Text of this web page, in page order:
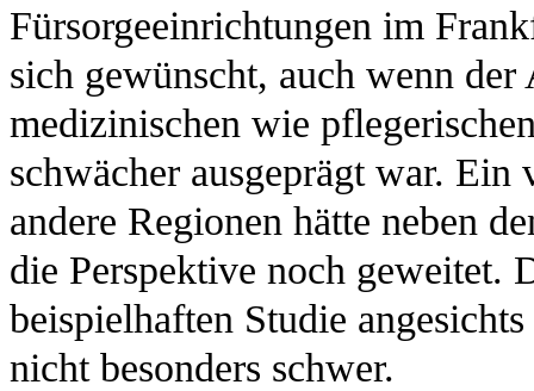
Fürsorgeeinrichtungen im
sich gewünscht, auch wenn
medizinischen wie
schwächer ausgeprägt war.
andere Regionen hätte neben
die Perspektive noch geweitet.
beispielhaften Studie
nicht besonders schwer.